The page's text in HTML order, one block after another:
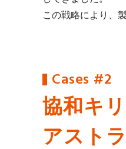
この戦略により、
Cases #2
協和キ
アスト